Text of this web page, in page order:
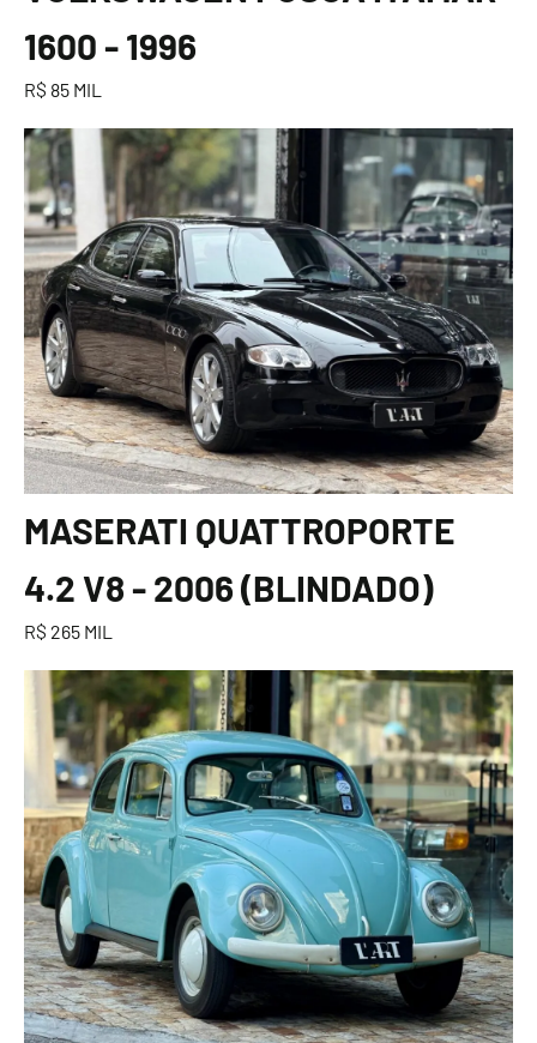
1600 - 1996
R$ 85 MIL
MASERATI QUATTROPORTE
4.2 V8 - 2006 (BLINDADO)
R$ 265 MIL